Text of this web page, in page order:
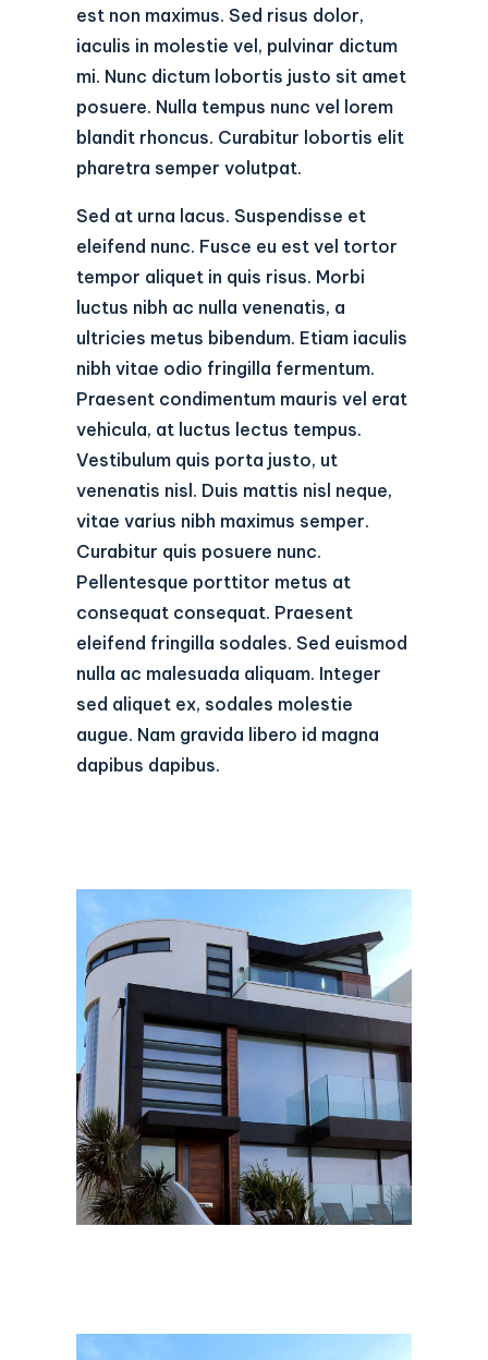
est non maximus. Sed risus dolor,
iaculis in molestie vel, pulvinar dictum
mi. Nunc dictum lobortis justo sit amet
posuere. Nulla tempus nunc vel lorem
blandit rhoncus. Curabitur lobortis elit
pharetra semper volutpat.
Sed at urna lacus. Suspendisse et
eleifend nunc. Fusce eu est vel tortor
tempor aliquet in quis risus. Morbi
luctus nibh ac nulla venenatis, a
ultricies metus bibendum. Etiam iaculis
nibh vitae odio fringilla fermentum.
Praesent condimentum mauris vel erat
vehicula, at luctus lectus tempus.
Vestibulum quis porta justo, ut
venenatis nisl. Duis mattis nisl neque,
vitae varius nibh maximus semper.
Curabitur quis posuere nunc.
Pellentesque porttitor metus at
consequat consequat. Praesent
eleifend fringilla sodales. Sed euismod
nulla ac malesuada aliquam. Integer
sed aliquet ex, sodales molestie
augue. Nam gravida libero id magna
dapibus dapibus.